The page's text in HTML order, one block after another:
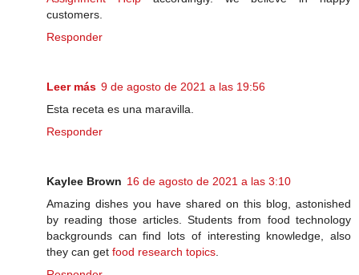
customers.
Responder
Leer más 9 de agosto de 2021 a las 19:56
Esta receta es una maravilla.
Responder
Kaylee Brown 16 de agosto de 2021 a las 3:10
Amazing dishes you have shared on this blog, astonished
by reading those articles. Students from food technology
backgrounds can find lots of interesting knowledge, also
they can get food research topics.